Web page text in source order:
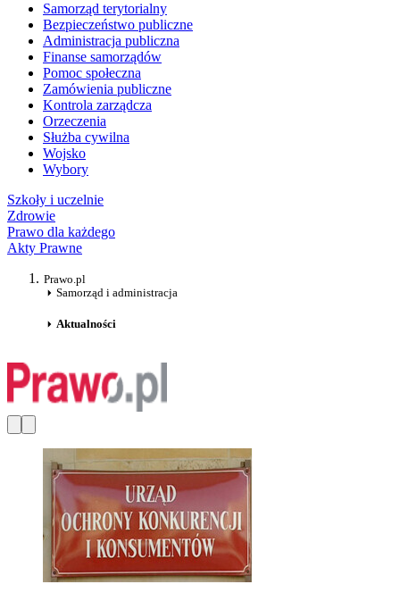
Samorząd terytorialny
Bezpieczeństwo publiczne
Administracja publiczna
Finanse samorządów
Pomoc społeczna
Zamówienia publiczne
Kontrola zarządcza
Orzeczenia
Służba cywilna
Wojsko
Wybory
Szkoły i uczelnie
Zdrowie
Prawo dla każdego
Akty Prawne
Prawo.pl
Samorząd i administracja
Aktualności